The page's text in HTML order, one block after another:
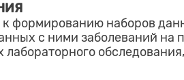
формированию наборов
с ними заболеваний